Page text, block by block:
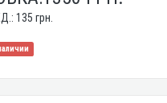
135 грн.